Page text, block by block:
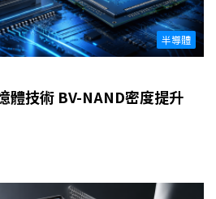
半導體
體技術 BV-NAND密度提升